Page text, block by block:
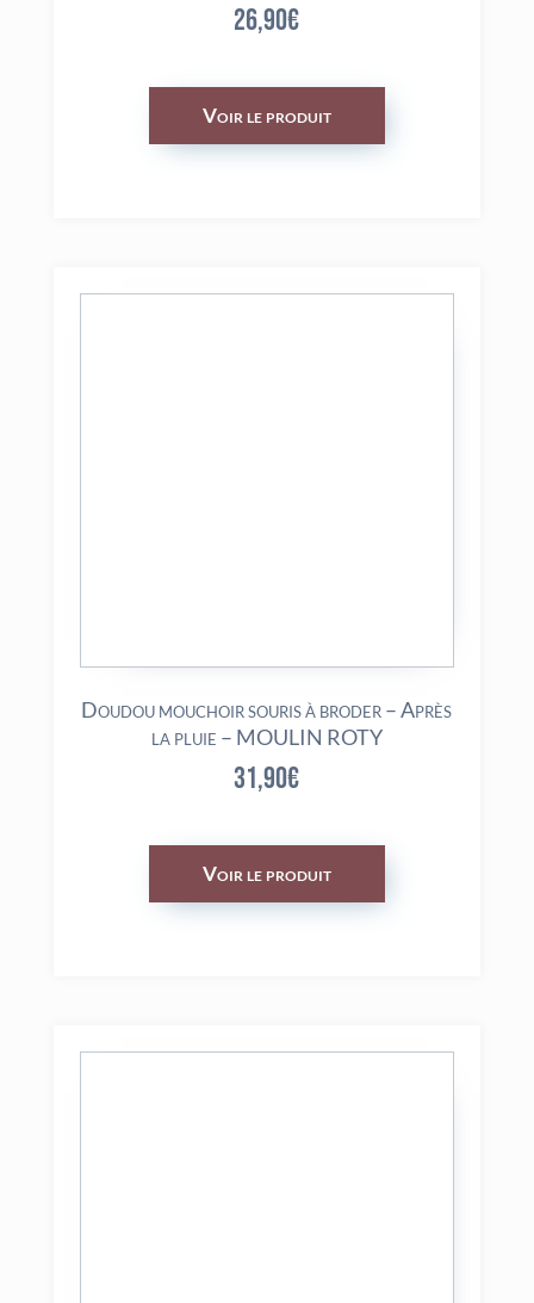
26,90€
Voir le produit
Doudou mouchoir souris à broder – Après
la pluie – MOULIN ROTY
31,90€
Voir le produit